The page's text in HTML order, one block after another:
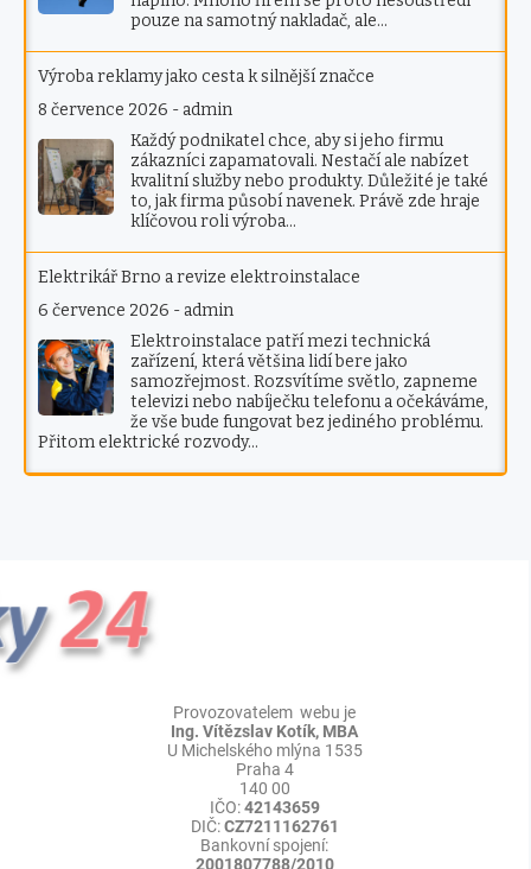
pouze na samotný nakladač, ale…
Výroba reklamy jako cesta k silnější značce
8 července 2026 - admin
Každý podnikatel chce, aby si jeho firmu
zákazníci zapamatovali. Nestačí ale nabízet
kvalitní služby nebo produkty. Důležité je také
to, jak firma působí navenek. Právě zde hraje
klíčovou roli výroba…
Elektrikář Brno a revize elektroinstalace
6 července 2026 - admin
Elektroinstalace patří mezi technická
zařízení, která většina lidí bere jako
samozřejmost. Rozsvítíme světlo, zapneme
televizi nebo nabíječku telefonu a očekáváme,
že vše bude fungovat bez jediného problému.
Přitom elektrické rozvody…
Provozovatelem webu je
Ing. Vítězslav Kotík, MBA
U Michelského mlýna 1535
Praha 4
140 00
IČO:42143659
DIČ:CZ7211162761
Bankovní spojení:
2001807788/2010